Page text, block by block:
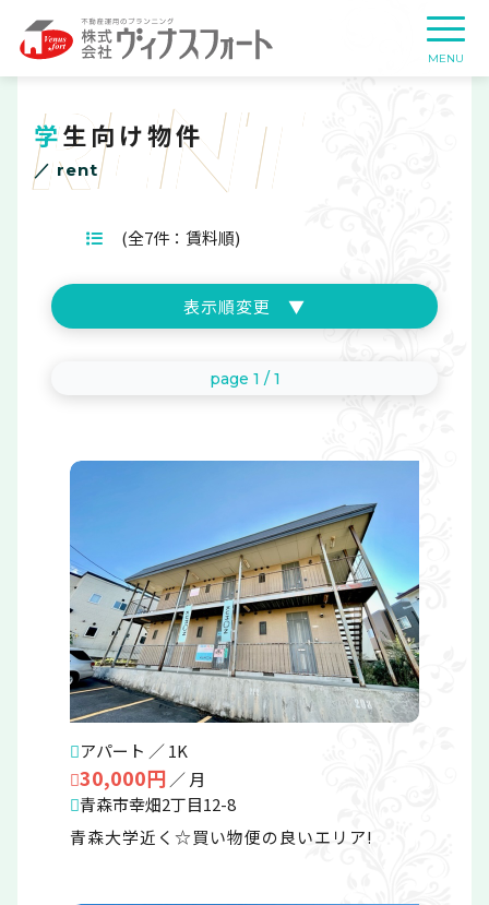
学生向け物件
／ rent
RENT
(全7件：賃料順)
表示順変更 ▼
町名ごと
種別ごと
page 1 / 1
アパート ／ 1K
30,000円 ／ 月
青森市幸畑2丁目12-8
青森大学近く☆買い物便の良いエリア!